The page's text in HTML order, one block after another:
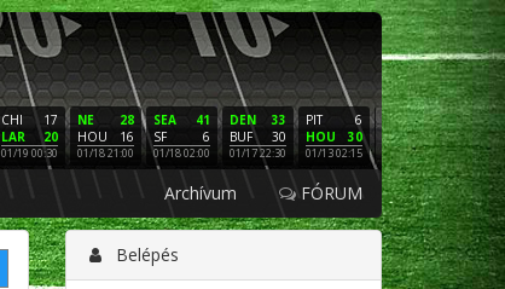
17
CHI
20
LAR
01/19 00:30
28
NE
16
HOU
01/18 21:00
41
SEA
6
SF
01/18 02:00
33
DEN
30
BUF
01/17 22:30
6
PIT
30
HOU
01/13 02:15
16
NE
3
LAC
01/12 02:00
PHI
SF
01/11
Archívum FÓRUM
Belépés